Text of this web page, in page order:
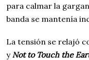
para calmar la
banda se mantenía
La tensión se relajó
y Not to Touch the